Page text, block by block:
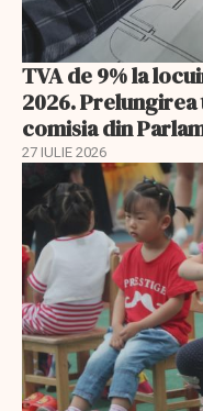
TVA de 9% la
2026.
comisia din
27 IULIE 2026